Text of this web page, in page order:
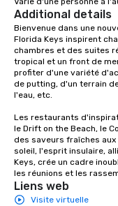
corporate group
Smacking Foodie
group is assured a
experience with
signature dishes at
Our affordable tours
person with tax and
are drinks. However,
package upgrade is
provides guests a
at various stops. Build Your Network
Our exclusive
ultimate networking
Additional details
Bienvenue dans une
Florida Keys inspirent
chambres et des suites
tropical et un front de
profiter d'une variété
de putting, d'un terrain
l'eau, etc.
Les restaurants
le Drift on the Beach, le
des saveurs fraîches aux
soleil, l'esprit insulaire,
Keys, crée un cadre
les réunions et les
Liens web
Visite virtuelle